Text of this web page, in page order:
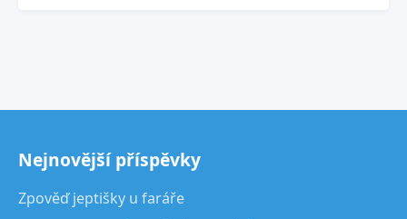
Nejnovější příspěvky
Zpověď jeptišky u faráře